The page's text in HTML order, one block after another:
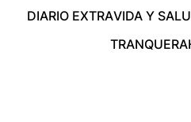
DIARIO EXTRAVIDA Y
TRANQUERA